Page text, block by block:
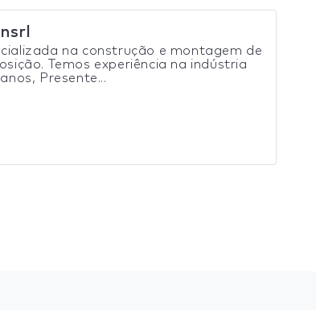
na construção e montagem de
Temos experiência na indústria
Presente...